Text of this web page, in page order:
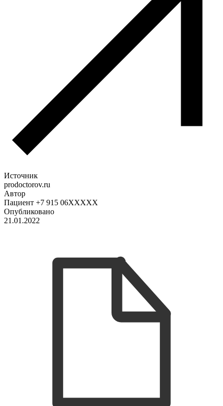
Источник
prodoctorov.ru
Автор
Пациент +7 915 06XXXXX
Опубликовано
21.01.2022